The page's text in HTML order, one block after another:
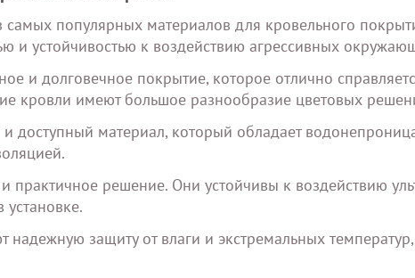
популярных материалов для кровельного
и устойчивостью к воздействию агрессивных
и долговечное покрытие, которое отлично
кровли имеют большое разнообразие цветовых
доступный материал, который обладает
практичное решение. Они устойчивы к воздействию
защиту от влаги и экстремальных